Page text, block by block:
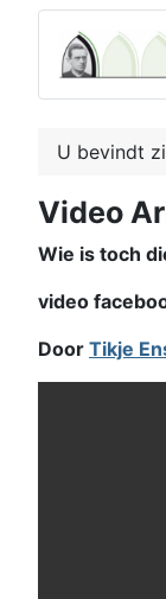
U bevindt
Video
Wie is toch
video
Door Tikje